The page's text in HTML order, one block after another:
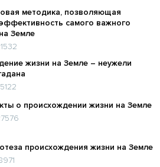
методика, позволяющая
самого важного
Земле
жизни на Земле – неужели
о происхождении жизни на Земле
происхождения жизни на Земле